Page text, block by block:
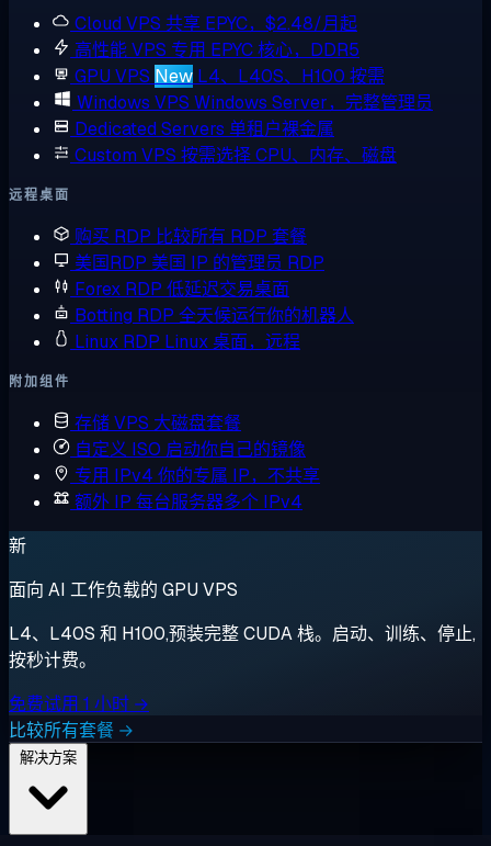
Cloud VPS 共享 EPYC，$2.48/月起
高性能 VPS 专用 EPYC 核心，DDR5
GPU VPS New L4、L40S、H100 按需
Windows VPS Windows Server，完整管理员
Dedicated Servers 单租户裸金属
Custom VPS 按需选择 CPU、内存、磁盘
远程桌面
购买 RDP 比较所有 RDP 套餐
美国RDP 美国 IP 的管理员 RDP
Forex RDP 低延迟交易桌面
Botting RDP 全天候运行你的机器人
Linux RDP Linux 桌面，远程
附加组件
存储 VPS 大磁盘套餐
自定义 ISO 启动你自己的镜像
专用 IPv4 你的专属 IP，不共享
额外 IP 每台服务器多个 IPv4
新
面向 AI 工作负载的 GPU VPS
L4、L40S 和 H100,预装完整 CUDA 栈。启动、训练、停止,
按秒计费。
免费试用 1 小时 →
比较所有套餐 →